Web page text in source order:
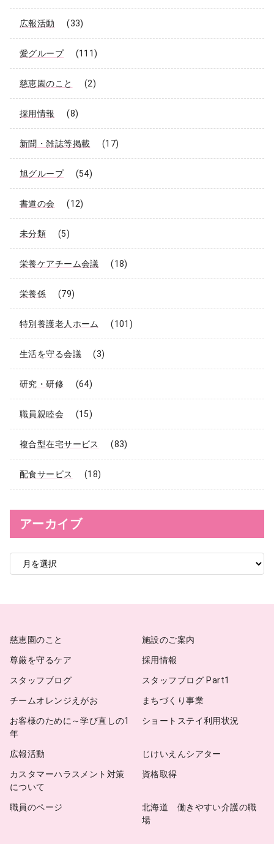
広報活動 (33)
愛グループ (111)
慈恵園のこと (2)
採用情報 (8)
新聞・雑誌等掲載 (17)
旭グループ (54)
書道の会 (12)
未分類 (5)
栄養ケアチーム会議 (18)
栄養係 (79)
特別養護老人ホーム (101)
生活を守る会議 (3)
研究・研修 (64)
職員親睦会 (15)
複合型在宅サービス (83)
配食サービス (18)
アーカイブ
ア
カ
慈恵園のこと
施設のご案内
尊厳を守るケア
採用情報
スタッフブログ
スタッフブログ Part1
チームオレンジえがお
まちづくり事業
お客様のために～学び直しの1
年
ショートステイ利用状況
広報活動
じけいえんシアター
カスタマーハラスメント対策
について
資格取得
職員のページ
北海道 働きやすい介護の職
場